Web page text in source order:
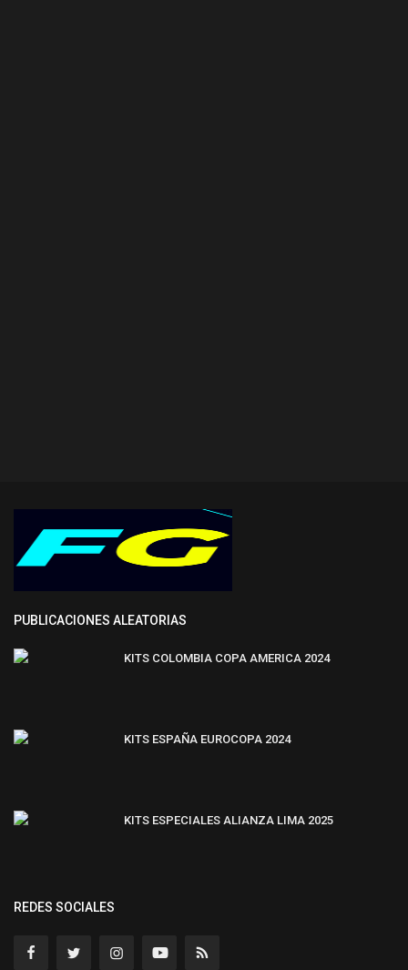
PUBLICACIONES ALEATORIAS
KITS COLOMBIA COPA AMERICA 2024
KITS ESPAÑA EUROCOPA 2024
KITS ESPECIALES ALIANZA LIMA 2025
REDES SOCIALES